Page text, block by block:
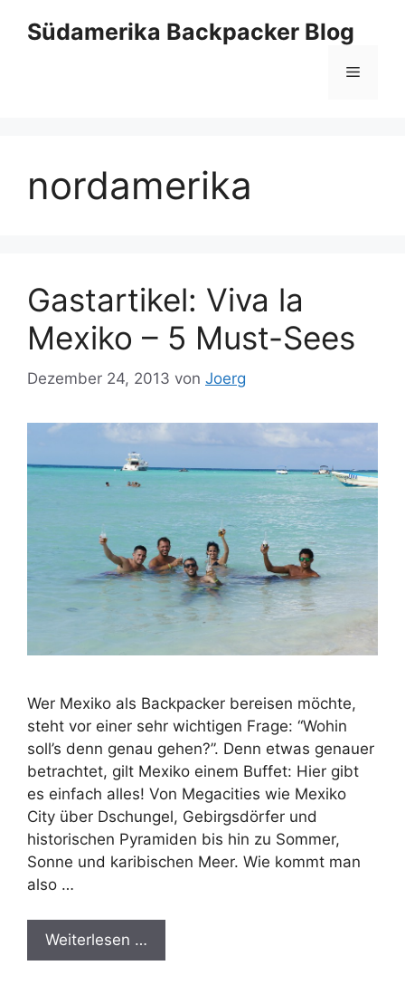
InhaltSüdamerika Backpacker Blog
Menü
nordamerika
Gastartikel: Viva la
Mexiko – 5 Must-Sees
Dezember 24, 2013 von Joerg
Wer Mexiko als Backpacker bereisen möchte,
steht vor einer sehr wichtigen Frage: “Wohin
soll’s denn genau gehen?”. Denn etwas genauer
betrachtet, gilt Mexiko einem Buffet: Hier gibt
es einfach alles! Von Megacities wie Mexiko
City über Dschungel, Gebirgsdörfer und
historischen Pyramiden bis hin zu Sommer,
Sonne und karibischen Meer. Wie kommt man
also …
Weiterlesen …